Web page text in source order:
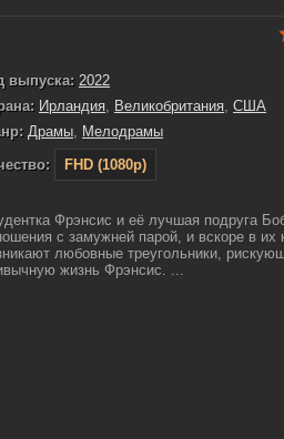
выпуска: 2022
Ирландия Великобритания США
Драмы Мелодрамы
FHD (1080p)
Фрэнсис и её лучшая подруга
с замужней парой, и вскоре в их
любовные треугольники,
жизнь Фрэнсис. ...